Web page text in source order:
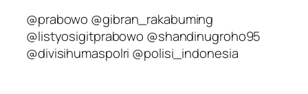
@prabowo @gibran_rakabuming
@listyosigitprabowo @shandinugroho95
@divisihumaspolri @polisi_indonesia